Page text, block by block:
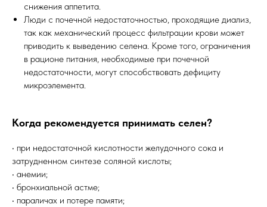
снижения аппетита.
Люди с почечной недостаточностью, проходящие диализ,
так как механический процесс фильтрации крови может
приводить к выведению селена. Кроме того, ограничения
в рационе питания, необходимые при почечной
недостаточности, могут способствовать дефициту
микроэлемента.
Когда рекомендуется принимать селен?
• при недостаточной кислотности желудочного сока и
затрудненном синтезе соляной кислоты;
• анемии;
• бронхиальной астме;
• параличах и потере памяти;